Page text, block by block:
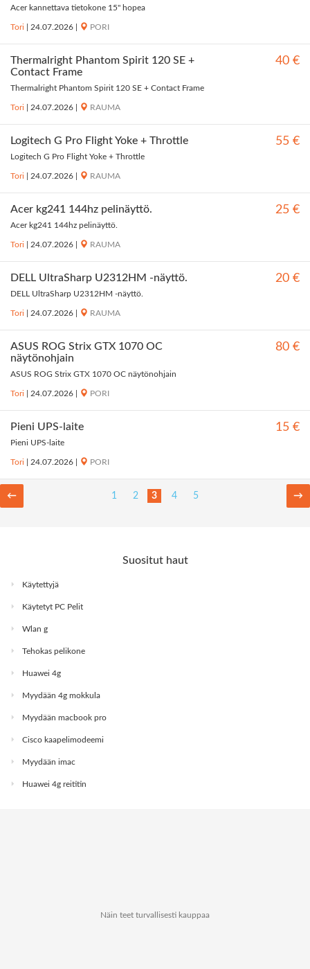
Acer kannettava tietokone 15" hopea
Tori 24.07.2026 PORI
Thermalright Phantom Spirit 120 SE +
Contact Frame
40 €
Thermalright Phantom Spirit 120 SE + Contact Frame
Tori 24.07.2026 RAUMA
Logitech G Pro Flight Yoke + Throttle 55 €
Logitech G Pro Flight Yoke + Throttle
Tori 24.07.2026 RAUMA
Acer kg241 144hz pelinäyttö. 25 €
Acer kg241 144hz pelinäyttö.
Tori 24.07.2026 RAUMA
DELL UltraSharp U2312HM -näyttö. 20 €
DELL UltraSharp U2312HM -näyttö.
Tori 24.07.2026 RAUMA
ASUS ROG Strix GTX 1070 OC
näytönohjain
80 €
ASUS ROG Strix GTX 1070 OC näytönohjain
Tori 24.07.2026 PORI
Pieni UPS-laite 15 €
Pieni UPS-laite
Tori 24.07.2026 PORI
← 1 2 3 4 5 →
Suositut haut
Käytettyjä
Käytetyt PC Pelit
Wlan g
Tehokas pelikone
Huawei 4g
Myydään 4g mokkula
Myydään macbook pro
Cisco kaapelimodeemi
Myydään imac
Huawei 4g reititin
Näin teet turvallisesti kauppaa